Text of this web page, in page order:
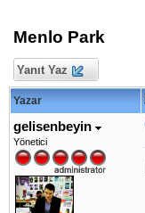
Menlo Park
Yanıt Yaz
Yazar
gelisenbeyin
Yönetici